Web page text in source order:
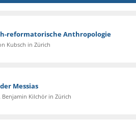
reformatorische Anthropologie
Kubsch in Zürich
Messias
Kilchör in Zürich